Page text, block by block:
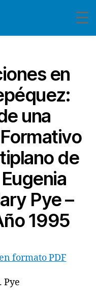
en
una
de
Pye –
1995
formato PDF
Pye